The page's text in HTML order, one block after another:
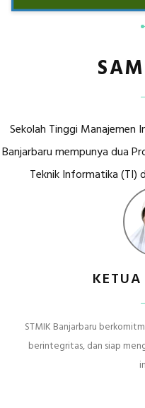
Sekolah Tinggi Manajemen
Banjarbaru mempunya dua
Teknik Informatika (TI)
STMIK Banjarbaru
berintegritas, dan siap